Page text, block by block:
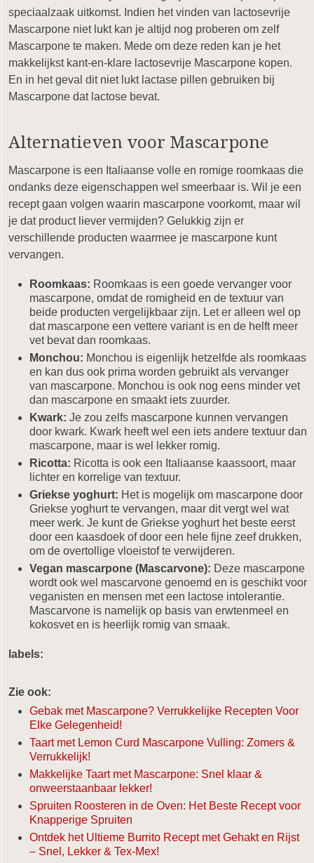
speciaalzaak uitkomst. Indien het vinden van lactosevrije
Mascarpone niet lukt kan je altijd nog proberen om zelf
Mascarpone te maken. Mede om deze reden kan je het
makkelijkst kant-en-klare lactosevrije Mascarpone kopen.
En in het geval dit niet lukt lactase pillen gebruiken bij
Mascarpone dat lactose bevat.
Alternatieven voor Mascarpone
Mascarpone is een Italiaanse volle en romige roomkaas die
ondanks deze eigenschappen wel smeerbaar is. Wil je een
recept gaan volgen waarin mascarpone voorkomt, maar wil
je dat product liever vermijden? Gelukkig zijn er
verschillende producten waarmee je mascarpone kunt
vervangen.
Roomkaas: Roomkaas is een goede vervanger voor
mascarpone, omdat de romigheid en de textuur van
beide producten vergelijkbaar zijn. Let er alleen wel op
dat mascarpone een vettere variant is en de helft meer
vet bevat dan roomkaas.
Monchou: Monchou is eigenlijk hetzelfde als roomkaas
en kan dus ook prima worden gebruikt als vervanger
van mascarpone. Monchou is ook nog eens minder vet
dan mascarpone en smaakt iets zuurder.
Kwark: Je zou zelfs mascarpone kunnen vervangen
door kwark. Kwark heeft wel een iets andere textuur dan
mascarpone, maar is wel lekker romig.
Ricotta: Ricotta is ook een Italiaanse kaassoort, maar
lichter en korrelige van textuur.
Griekse yoghurt: Het is mogelijk om mascarpone door
Griekse yoghurt te vervangen, maar dit vergt wel wat
meer werk. Je kunt de Griekse yoghurt het beste eerst
door een kaasdoek of door een hele fijne zeef drukken,
om de overtollige vloeistof te verwijderen.
Vegan mascarpone (Mascarvone): Deze mascarpone
wordt ook wel mascarvone genoemd en is geschikt voor
veganisten en mensen met een lactose intolerantie.
Mascarvone is namelijk op basis van erwtenmeel en
kokosvet en is heerlijk romig van smaak.
labels:
Zie ook:
Gebak met Mascarpone? Verrukkelijke Recepten Voor
Elke Gelegenheid!
Taart met Lemon Curd Mascarpone Vulling: Zomers &
Verrukkelijk!
Makkelijke Taart met Mascarpone: Snel klaar &
onweerstaanbaar lekker!
Spruiten Roosteren in de Oven: Het Beste Recept voor
Knapperige Spruiten
Ontdek het Ultieme Burrito Recept met Gehakt en Rijst
– Snel, Lekker & Tex-Mex!